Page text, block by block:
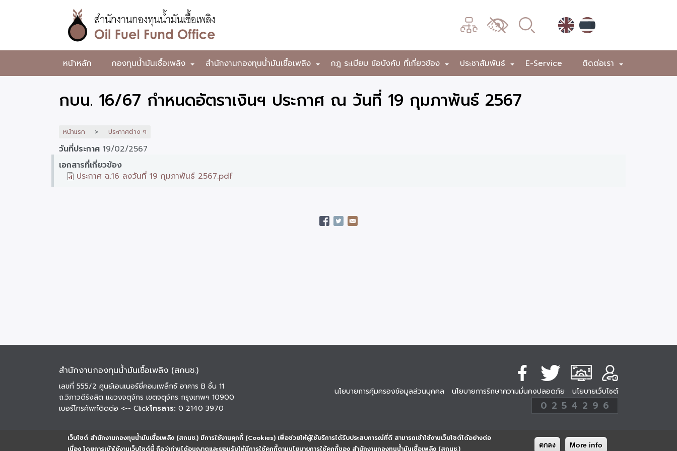
เว็บไซต์ สำนักงานกองทุนน้ำมันเชื้อเพลิง (สกนช.) มีการใช้งานคุกกี้ (Cookies) เพื่อช่วยให้ผู้ใช้บริการได้รับประสบการณ์ที่ดี สามารถเข้าใช้งานเว็บไซต์ได้อย่างต่อ
เนื่อง โดยการเข้าใช้งานเว็บไซต์นี้ ถือว่าท่านได้อนุญาตและยอมรับให้มีการใช้คุกกี้ตามนโยบายการใช้คุกกี้ของ สำนักงานกองทุนน้ำมันเชื้อเพลิง (สกนช.)
ตกลง More info
หลัก
สำนักงาน
กองทุน
น้ำมัน
เพลิง
เมนู
เปลี่ยน
ผล
หน้าหลัก +
กองทุนน้ำมันเชื้อเพลิง +
สำนักงานกองทุนน้ำมันเชื้อเพลิง +
กฎ ระเบียบ ข้อบังคับ ที่เกี่ยวข้อง +
ประชาสัมพันธ์ E-Service +
ติดต่อเรา
กบน. 16/67 กำหนดอัตราเงินฯ ประกาศ ณ วันที่ 19 กุมภาพันธ์ 2567
หน้าแรก ประกาศต่าง ๆ
วันที่ประกาศ 19/02/2567
เอกสารที่เกี่ยวข้อง
ประกาศ ฉ.16 ลงวันที่ 19 กุมภาพันธ์ 2567.pdf
สำนักงานกองทุนน้ำมันเชื้อเพลิง (สกนช.)
เลขที่ 555/2 ศูนย์เอนเนอร์ยี่คอมเพล็กซ์ อาคาร B ชั้น 11
ถ.วิภาวดีรังสิต แขวงจตุจักร เขตจตุจักร กรุงเทพฯ 10900
เบอร์โทรศัพท์ติดต่อ <-- Clickโทรสาร: 0 2140 3970
นโยบายการคุ้มครองข้อมูลส่วนบุคคล นโยบายการรักษาความมั่นคงปลอดภัย นโยบายเว็บไซต์
254296
ครั้ง
0 2 5 4 2 9 6